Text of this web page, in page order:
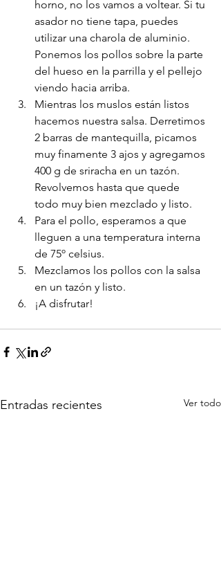
horno, no los vamos a voltear. Si tu
asador no tiene tapa, puedes
utilizar una charola de aluminio.
Ponemos los pollos sobre la parte
del hueso en la parrilla y el pellejo
viendo hacia arriba.
Mientras los muslos están listos
hacemos nuestra salsa. Derretimos
2 barras de mantequilla, picamos
muy finamente 3 ajos y agregamos
400 g de sriracha en un tazón.
Revolvemos hasta que quede
todo muy bien mezclado y listo.
Para el pollo, esperamos a que
lleguen a una temperatura interna
de 75º celsius.
Mezclamos los pollos con la salsa
en un tazón y listo.
¡A disfrutar!
Entradas recientes Ver todo